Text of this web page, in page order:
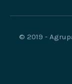
© 2019 -